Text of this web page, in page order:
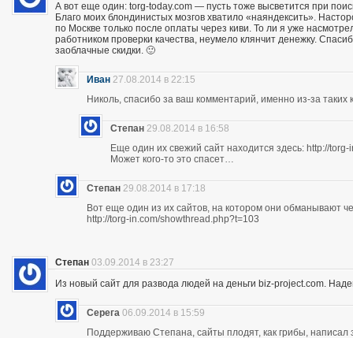
А вот еще один: torg-today.com — пусть тоже высветится при
Благо моих блондинистых мозгов хватило «наяндексить».
по Москве только после оплаты через киви. То ли я уже
работником проверки качества, неумело клянчит денежку.
заоблачные скидки. 🙂
Иван 27.08.2014 в 22:15
Николь, спасибо за ваш комментарий, именно из-за
Степан 29.08.2014 в 16:58
Еще один их свежий сайт находится здесь: http://
Может кого-то это спасет…
Степан 29.08.2014 в 17:18
Вот еще один из их сайтов, на котором они обманывают
http://torg-in.com/showthread.php?t=103
Степан 03.09.2014 в 23:27
Из новый сайт для развода людей на деньги biz-project.com.
Серега 06.09.2014 в 15:59
Поддерживаю Степана, сайты плодят, как грибы,